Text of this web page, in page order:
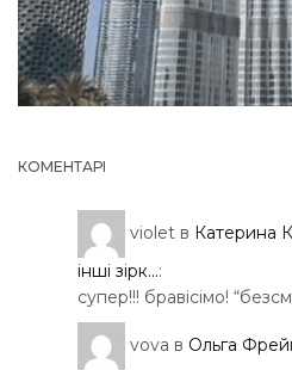
КОМЕНТАРІ
violet в Катерина
інші зірк...:
супер!!! бравісімо!
vova в Ольга